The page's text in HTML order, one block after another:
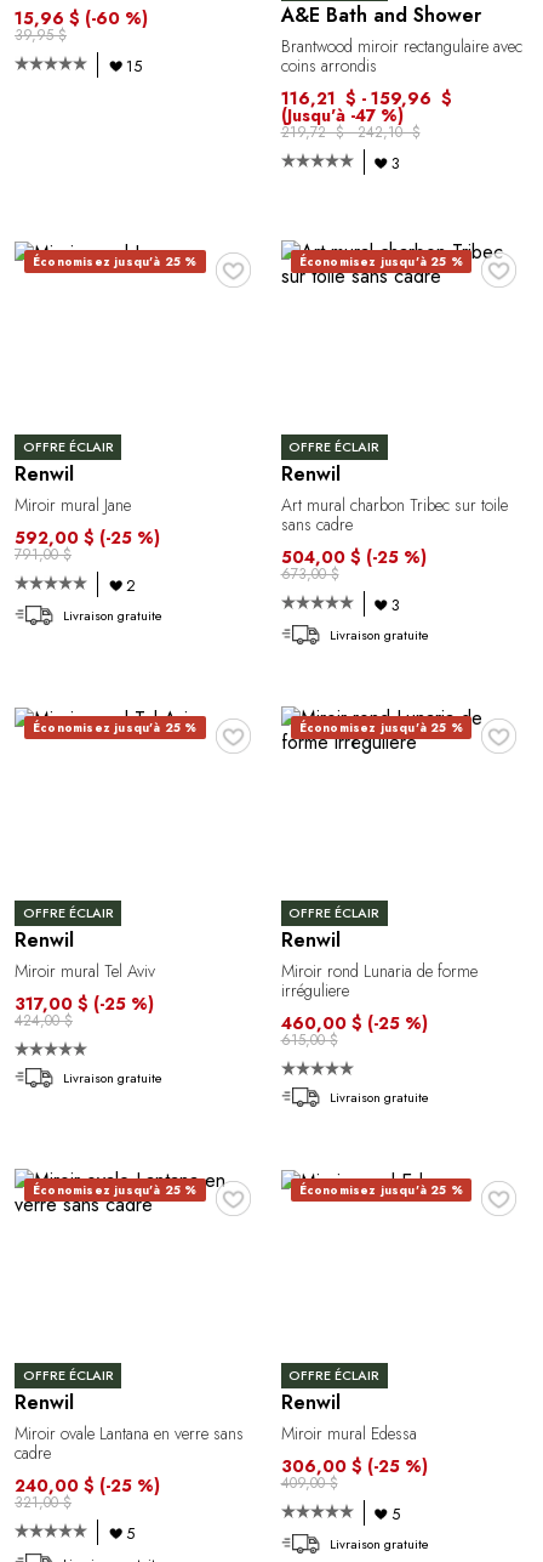
15,96 $ (-60 %)
39,95 $
15
A&E Bath and Shower
Brantwood miroir rectangulaire avec
coins arrondis
116,21 $ - 159,96 $
(Jusqu'à -47 %)
219,72 $ - 242,10 $
3
♥
Économisez jusqu'à 25 %
OFFRE ÉCLAIR
Renwil
Miroir mural Jane
592,00 $ (-25 %)
791,00 $
2
Livraison gratuite
♥
Économisez jusqu'à 25 %
OFFRE ÉCLAIR
Renwil
Art mural charbon Tribec sur toile
sans cadre
504,00 $ (-25 %)
673,00 $
3
Livraison gratuite
♥
Économisez jusqu'à 25 %
OFFRE ÉCLAIR
Renwil
Miroir mural Tel Aviv
317,00 $ (-25 %)
424,00 $
Livraison gratuite
♥
Économisez jusqu'à 25 %
OFFRE ÉCLAIR
Renwil
Miroir rond Lunaria de forme
irréguliere
460,00 $ (-25 %)
615,00 $
Livraison gratuite
♥
Économisez jusqu'à 25 %
OFFRE ÉCLAIR
Renwil
Miroir ovale Lantana en verre sans
cadre
240,00 $ (-25 %)
321,00 $
5
♥
Économisez jusqu'à 25 %
OFFRE ÉCLAIR
Renwil
Miroir mural Edessa
306,00 $ (-25 %)
409,00 $
5
Livraison gratuite